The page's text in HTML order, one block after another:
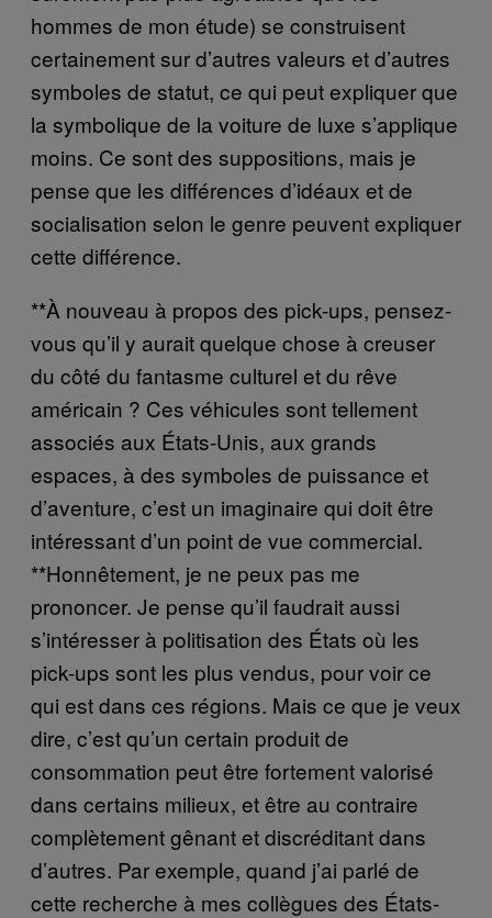
hommes de mon étude) se construisent
certainement sur d’autres valeurs et d’autres
symboles de statut, ce qui peut expliquer que
la symbolique de la voiture de luxe s’applique
moins. Ce sont des suppositions, mais je
pense que les différences d’idéaux et de
socialisation selon le genre peuvent expliquer
cette différence.
**À nouveau à propos des pick-ups, pensez-
vous qu’il y aurait quelque chose à creuser
du côté du fantasme culturel et du rêve
américain ? Ces véhicules sont tellement
associés aux États-Unis, aux grands
espaces, à des symboles de puissance et
d’aventure, c’est un imaginaire qui doit être
intéressant d’un point de vue commercial.
**Honnêtement, je ne peux pas me
prononcer. Je pense qu’il faudrait aussi
s’intéresser à politisation des États où les
pick-ups sont les plus vendus, pour voir ce
qui est dans ces régions. Mais ce que je veux
dire, c’est qu’un certain produit de
consommation peut être fortement valorisé
dans certains milieux, et être au contraire
complètement gênant et discréditant dans
d’autres. Par exemple, quand j’ai parlé de
cette recherche à mes collègues des États-